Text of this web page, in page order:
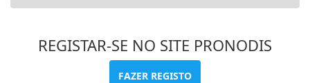
REGISTAR-SE NO SITE PRONODIS
FAZER REGISTO